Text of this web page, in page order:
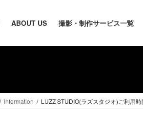
ABOUT US 撮影・制作サービス一覧
information LUZZ STUDIO(ラズスタジオ)ご利用